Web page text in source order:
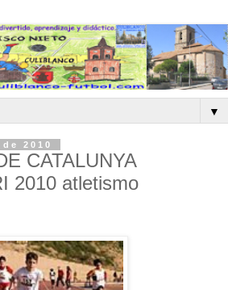
▼
2010
CATALUNYA
2010 atletismo